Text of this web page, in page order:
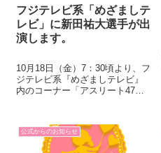
フジテレビ系「めざましテ
レビ」に新田祐大選手が出
演します。
10月18日（金）7：30頃より、フ
ジテレビ系『めざましテレビ』
内のコーナー「アスリート47人
向かって走る2020アスリートを
全都道府県から紹介。東京オリ
ンピックに向けてふたたび日...
公式からのお知らせ